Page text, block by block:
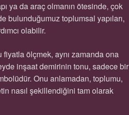
ya da araç olmanın ötesinde, çok
bulunduğumuz toplumsal yapıları,
olabilir.
ölçmek, aynı zamanda ona
inşaat demirinin tonu, sadece bir
Onu anlamadan, toplumu,
nasıl şekillendiğini tam olarak